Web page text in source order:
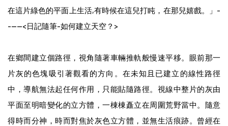
在這片綠色的平面上生活,有時候在這兒打盹，在那兒嬉戲。」 -
-----<日記隨筆-如何建立天空？ >
在鄉間建立個路徑，視角隨著車輛推軌般慢速平移。眼前那一
片灰的色塊吸引著觀看的方向。在未知且已建立的線性路徑
中，導航無法起任何作用，只能貼隨路徑。視線中整片的灰由
平面至明暗變化的立方體，一棟棟矗立在周圍荒野當中。隨意
得時而分神，時而對焦於灰色立方體，並無生活痕跡。曾經在